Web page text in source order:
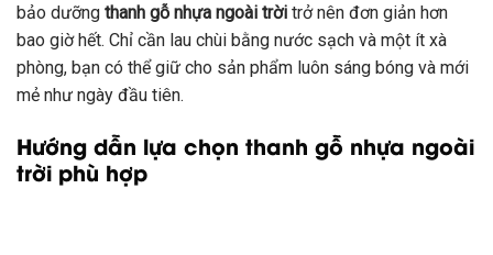
bảo dưỡng thanh gỗ nhựa ngoài trời trở nên đơn giản hơn
bao giờ hết. Chỉ cần lau chùi bằng nước sạch và một ít xà
phòng, bạn có thể giữ cho sản phẩm luôn sáng bóng và mới
mẻ như ngày đầu tiên.
Hướng dẫn lựa chọn thanh gỗ nhựa ngoài
trời phù hợp